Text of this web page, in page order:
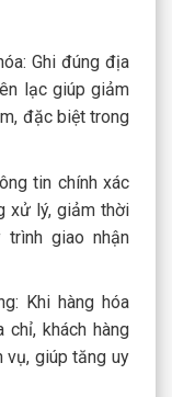
Ghi đúng địa
lạc giúp giảm
đặc biệt trong
tin chính xác
xử lý, giảm thời
giao nhận
Khi hàng hóa
khách hàng
vụ, giúp tăng uy